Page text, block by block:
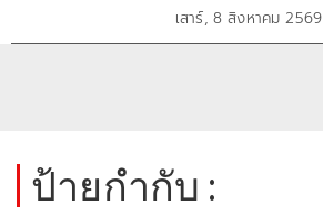
เสาร์, 8 สิงหาคม 2569
ป้ายกำกับ :